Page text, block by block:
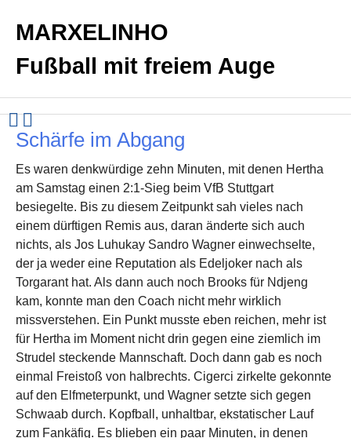
MARXELINHO
Fußball mit freiem Auge
Schärfe im Abgang
Es waren denkwürdige zehn Minuten, mit denen Hertha
am Samstag einen 2:1-Sieg beim VfB Stuttgart
besiegelte. Bis zu diesem Zeitpunkt sah vieles nach
einem dürftigen Remis aus, daran änderte sich auch
nichts, als Jos Luhukay Sandro Wagner einwechselte,
der ja weder eine Reputation als Edeljoker nach als
Torgarant hat. Als dann auch noch Brooks für Ndjeng
kam, konnte man den Coach nicht mehr wirklich
missverstehen. Ein Punkt musste eben reichen, mehr ist
für Hertha im Moment nicht drin gegen eine ziemlich im
Strudel steckende Mannschaft. Doch dann gab es noch
einmal Freistoß von halbrechts. Cigerci zirkelte gekonnte
auf den Elfmeterpunkt, und Wagner setzte sich gegen
Schwaab durch. Kopfball, unhaltbar, ekstatischer Lauf
zum Fankäfig. Es blieben ein paar Minuten, in denen